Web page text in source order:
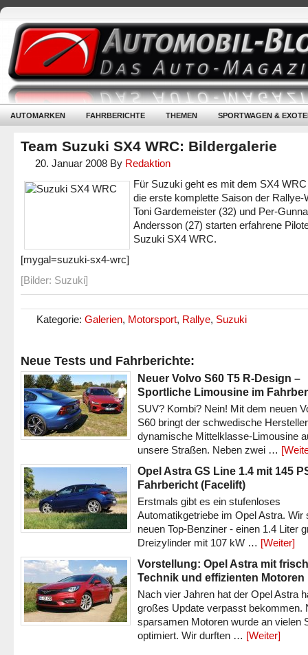
AUTOMARKEN FAHRBERICHTE THEMEN SPORTWAGEN &
Team Suzuki SX4 WRC: Bildergalerie
20. Januar 2008 By Redaktion
Für Suzuki geht es mit dem SX4
die erste komplette Saison der Rallye-
Toni Gardemeister (32) und Per-
Andersson (27) starten erfahrene
Suzuki SX4 WRC.
[mygal=suzuki-sx4-wrc]
[Bilder: Suzuki]
Kategorie: Galerien, Motorsport, Rallye, Suzuki
Neue Tests und Fahrberichte:
Neuer Volvo S60 T5 R-Design –
Sportliche Limousine im
SUV? Kombi? Nein! Mit dem neuen
S60 bringt der schwedische
dynamische Mittelklasse-Limousine
unsere Straßen. Neben zwei …
Opel Astra GS Line 1.4 mit 145
Fahrbericht (Facelift)
Erstmals gibt es ein stufenloses
Automatikgetriebe im Opel Astra. Wir
neuen Top-Benziner - einen 1.4 Liter
Dreizylinder mit 107 kW … [Weiter]
Vorstellung: Opel Astra mit
Technik und effizienten Motoren
Nach vier Jahren hat der Opel Astra
großes Update verpasst bekommen.
sparsamen Motoren wurde an vielen
optimiert. Wir durften … [Weiter]